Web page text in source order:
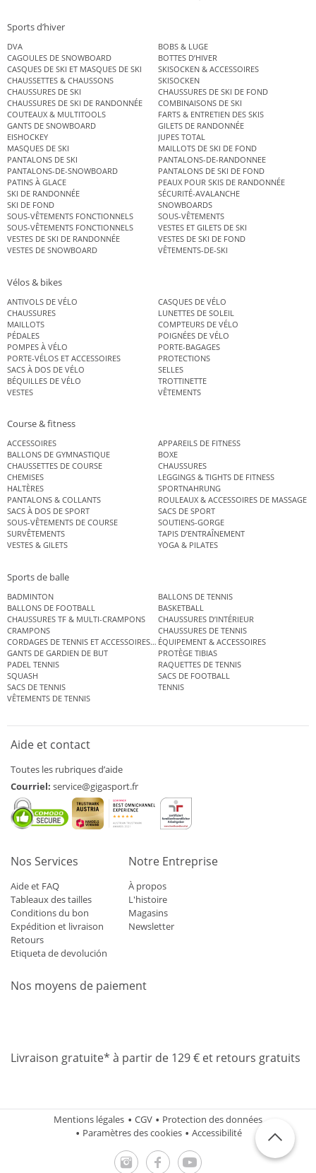
Sports d’hiver
DVA
BOBS & LUGE
CAGOULES DE SNOWBOARD
BOTTES D’HIVER
CASQUES DE SKI ET MASQUES DE SKI
SKISOCKEN & ACCESSOIRES
CHAUSSETTES & CHAUSSONS
SKISOCKEN
CHAUSSURES DE SKI
CHAUSSURES DE SKI DE FOND
CHAUSSURES DE SKI DE RANDONNÉE
COMBINAISONS DE SKI
COUTEAUX & MULTITOOLS
FARTS & ENTRETIEN DES SKIS
GANTS DE SNOWBOARD
GILETS DE RANDONNÉE
EISHOCKEY
JUPES TOTAL
MASQUES DE SKI
MAILLOTS DE SKI DE FOND
PANTALONS DE SKI
PANTALONS-DE-RANDONNEE
PANTALONS-DE-SNOWBOARD
PANTALONS DE SKI DE FOND
PATINS À GLACE
PEAUX POUR SKIS DE RANDONNÉE
SKI DE RANDONNÉE
SÉCURITÉ-AVALANCHE
SKI DE FOND
SNOWBOARDS
SOUS-VÊTEMENTS FONCTIONNELS
SOUS-VÊTEMENTS
SOUS-VÊTEMENTS FONCTIONNELS
VESTES ET GILETS DE SKI
VESTES DE SKI DE RANDONNÉE
VESTES DE SKI DE FOND
VESTES DE SNOWBOARD
VÊTEMENTS-DE-SKI
Vélos & bikes
ANTIVOLS DE VÉLO
CASQUES DE VÉLO
CHAUSSURES
LUNETTES DE SOLEIL
MAILLOTS
COMPTEURS DE VÉLO
PÉDALES
POIGNÉES DE VÉLO
POMPES À VÉLO
PORTE-BAGAGES
PORTE-VÉLOS ET ACCESSOIRES
PROTECTIONS
SACS À DOS DE VÉLO
SELLES
BÉQUILLES DE VÉLO
TROTTINETTE
VESTES
VÊTEMENTS
Course & fitness
ACCESSOIRES
APPAREILS DE FITNESS
BALLONS DE GYMNASTIQUE
BOXE
CHAUSSETTES DE COURSE
CHAUSSURES
CHEMISES
LEGGINGS & TIGHTS DE FITNESS
HALTÈRES
SPORTNAHRUNG
PANTALONS & COLLANTS
ROULEAUX & ACCESSOIRES DE MASSAGE
SACS À DOS DE SPORT
SACS DE SPORT
SOUS-VÊTEMENTS DE COURSE
SOUTIENS-GORGE
SURVÊTEMENTS
TAPIS D’ENTRAÎNEMENT
VESTES & GILETS
YOGA & PILATES
Sports de balle
BADMINTON
BALLONS DE TENNIS
BALLONS DE FOOTBALL
BASKETBALL
CHAUSSURES TF & MULTI-CRAMPONS
CHAUSSURES D’INTÉRIEUR
CRAMPONS
CHAUSSURES DE TENNIS
CORDAGES DE TENNIS ET ACCESSOIRES DE TENNISÉQUIPEMENT & ACCESSOIRES
GANTS DE GARDIEN DE BUT
PROTÈGE TIBIAS
PADEL TENNIS
RAQUETTES DE TENNIS
SQUASH
SACS DE FOOTBALL
SACS DE TENNIS
TENNIS
VÊTEMENTS DE TENNIS
Aide et contact
Toutes les rubriques d’aide
Courriel: service@gigasport.fr
Nos Services
Aide et FAQ
Tableaux des tailles
Conditions du bon
Expédition et livraison
Retours
Etiqueta de devolución
Notre Entreprise
À propos
L'histoire
Magasins
Newsletter
Nos moyens de paiement
Livraison gratuite* à partir de 129 € et retours gratuits
Mentions légales CGV
Protection des données
Paramètres des cookies
Accessibilité